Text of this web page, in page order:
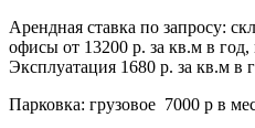
Арендная ставка по запросу:
офисы от 13200 р. за кв.м в
Эксплуатация 1680 р. за кв.м
Парковка: грузовое 7000 р в